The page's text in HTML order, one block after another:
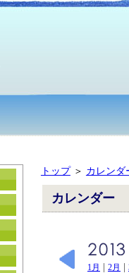
トップ＞ カレンダ
カレンダー
1月 | 2月 |